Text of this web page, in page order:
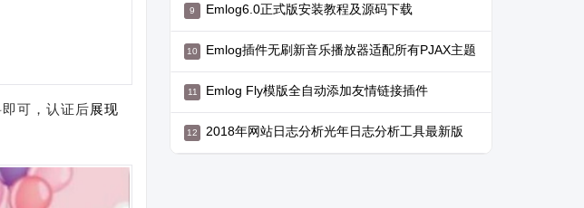
可，认证后展现
Emlog6.0正式版安装教程及源码下载
Emlog插件无刷新音乐播放器适配所有PJAX主题
Emlog Fly模版全自动添加友情链接插件
2018年网站日志分析光年日志分析工具最新版